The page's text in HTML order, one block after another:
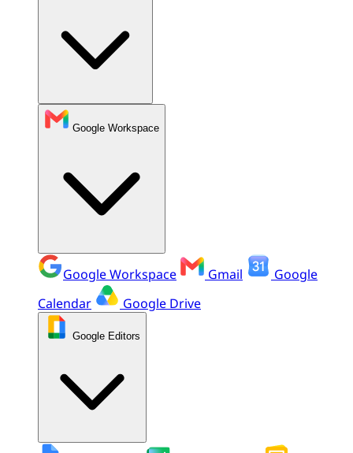
Google Workspace
Google Workspace Gmail
Google
Calendar
Google Drive
Google Editors